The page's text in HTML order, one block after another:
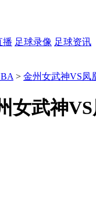
播 足球录像 足球资讯
> 金州女武神VS凤
女武神